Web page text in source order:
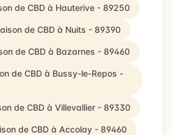
de CBD à Hauterive - 89250
de CBD à Nuits - 89390
de CBD à Bazarnes - 89460
de CBD à Bussy-le-Repos -
de CBD à Villevallier - 89330
de CBD à Accolay - 89460